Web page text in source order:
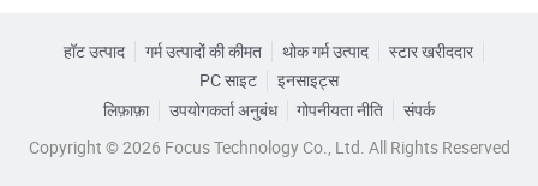
हॉट उत्पाद गर्म उत्पादों की कीमत थोक गर्म उत्पाद
स्टार खरीददार
PC साइट
इनसाइट्स
लिफ़ाफ़ा
उपयोगकर्ता अनुबंध गोपनीयता नीति
संपर्क
Copyright © 2026 Focus Technology Co., Ltd. All Rights Reserved